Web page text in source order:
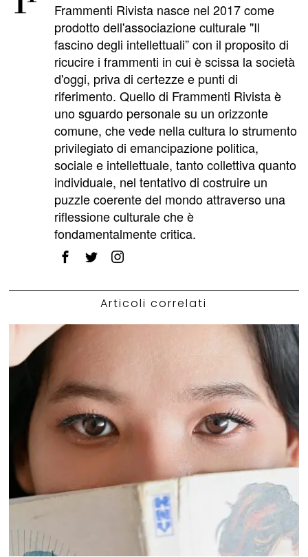
Frammenti Rivista nasce nel 2017 come
prodotto dell'associazione culturale "Il
fascino degli intellettuali” con il proposito di
ricucire i frammenti in cui è scissa la società
d'oggi, priva di certezze e punti di
riferimento. Quello di Frammenti Rivista è
uno sguardo personale su un orizzonte
comune, che vede nella cultura lo strumento
privilegiato di emancipazione politica,
sociale e intellettuale, tanto collettiva quanto
individuale, nel tentativo di costruire un
puzzle coerente del mondo attraverso una
riflessione culturale che è
fondamentalmente critica.
Articoli correlati